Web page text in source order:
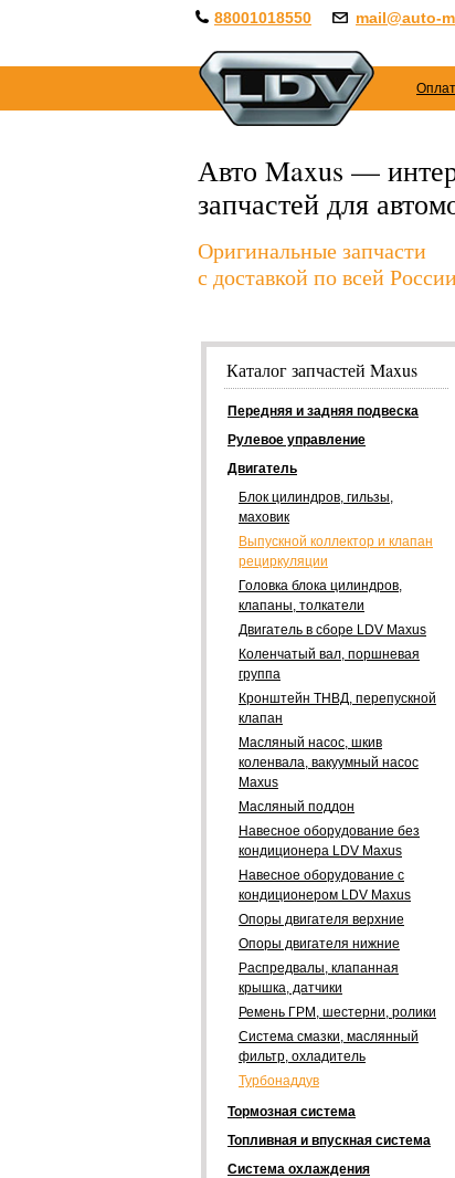
88001018550 mail@auto-
Авто Maxus —
запчастей для
Оригинальные запчасти
с доставкой по всей
Каталог запчастей Maxus
Передняя и задняя подвеска
Рулевое управление
Двигатель
Блок цилиндров, гильзы,
маховик
Выпускной коллектор и клапан
рециркуляции
Головка блока цилиндров,
клапаны, толкатели
Двигатель в сборе LDV Maxus
Коленчатый вал, поршневая
группа
Кронштейн ТНВД, перепускной
клапан
Масляный насос, шкив
коленвала, вакуумный насос
Maxus
Масляный поддон
Навесное оборудование без
кондиционера LDV Maxus
Навесное оборудование с
кондиционером LDV Maxus
Опоры двигателя верхние
Опоры двигателя нижние
Распредвалы, клапанная
крышка, датчики
Ремень ГРМ, шестерни, ролики
Система смазки, маслянный
фильтр, охладитель
Турбонаддув
Тормозная система
Топливная и впускная система
Система охлаждения